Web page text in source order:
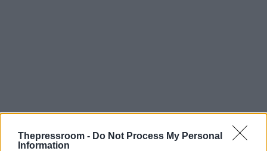
Thepressroom - Do Not Process My Personal
Information